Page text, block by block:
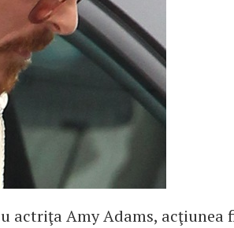
actriţa Amy Adams, acţiunea